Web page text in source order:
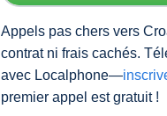
Appels pas chers vers
contrat ni frais cachés.
avec Localphone—
premier appel est gratuit !